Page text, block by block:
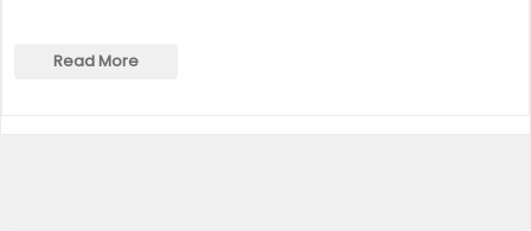
Read More